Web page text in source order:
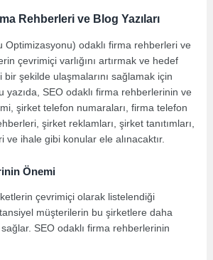
Rehberleri ve Blog Yazıları
Optimizasyonu) odaklı firma rehberleri ve
çevrimiçi varlığını artırmak ve hedef
şekilde ulaşmalarını sağlamak için
yazıda, SEO odaklı firma rehberlerinin ve
şirket telefon numaraları, firma telefon
şirket reklamları, şirket tanıtımları,
ve ihale gibi konular ele alınacaktır.
Önemi
çevrimiçi olarak listelendiği
müşterilerin bu şirketlere daha
SEO odaklı firma rehberlerinin